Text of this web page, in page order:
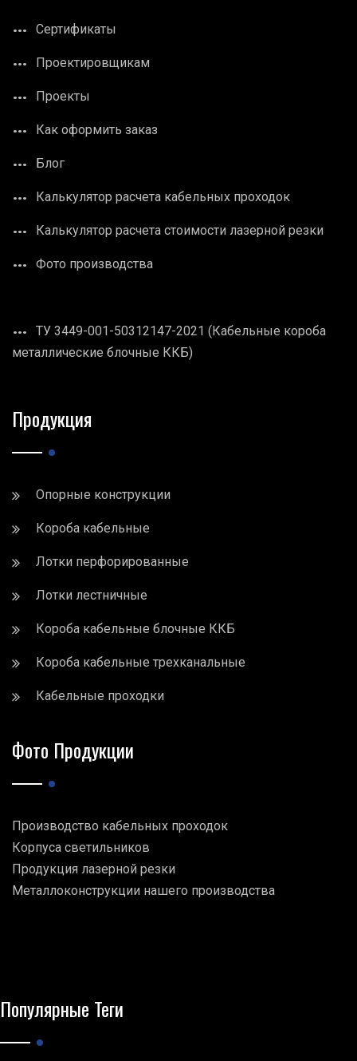
Сертификаты
Проектировщикам
Проекты
Как оформить заказ
Блог
Калькулятор расчета кабельных проходок
Калькулятор расчета стоимости лазерной резки
Фото производства
ТУ 3449-001-50312147-2021 (Кабельные короба
металлические блочные ККБ)
Продукция
Опорные конструкции
Короба кабельные
Лотки перфорированные
Лотки лестничные
Короба кабельные блочные ККБ
Короба кабельные трехканальные
Кабельные проходки
Фото Продукции
Производство кабельных проходок
Корпуса светильников
Продукция лазерной резки
Металлоконструкции нашего производства
Популярные Теги